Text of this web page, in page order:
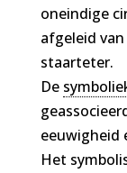
oneindige
afgeleid
staarteter.
De
eeuwigheid
Het